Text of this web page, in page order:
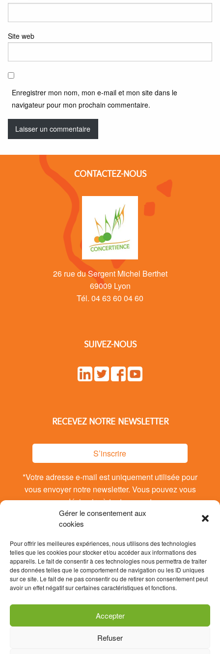
Gérer le consentement aux
cookies
Pour offrir les meilleures expériences, nous utilisons des technologies
telles que les cookies pour stocker et/ou accéder aux informations des
appareils. Le fait de consentir à ces technologies nous permettra de traiter
des données telles que le comportement de navigation ou les ID uniques
sur ce site. Le fait de ne pas consentir ou de retirer son consentement peut
avoir un effet négatif sur certaines caractéristiques et fonctions.
Accepter
Refuser
Site web
Enregistrer mon nom, mon e-mail et mon site dans le
navigateur pour mon prochain commentaire.
CONTACTEZ-NOUS
26 rue du Sergent Michel Berthet
69009 Lyon
Tél. 04 63 60 04 60
SUIVEZ-NOUS
RECEVEZ NOTRE NEWSLETTER
S’inscrire
*Votre adresse e-mail est uniquement utilisée pour
vous envoyer notre newsletter. Vous pouvez vous
désinsrire à tout moment.